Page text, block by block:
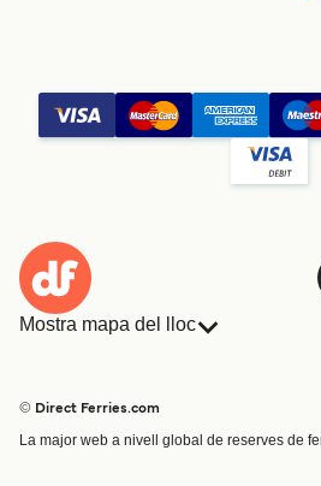
Mostra mapa del lloc
Països
© Direct Ferries.com
La major web a nivell global de reserves de